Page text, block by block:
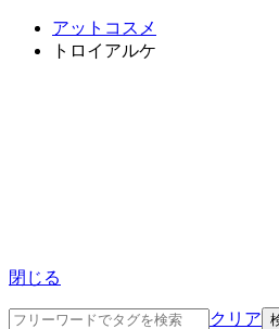
アットコスメ
トロイアルケ
閉じる
クリア